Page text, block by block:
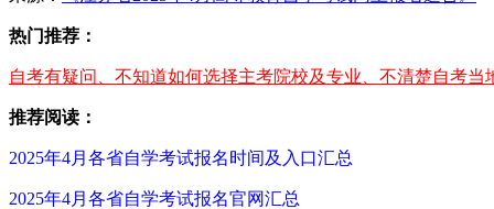
热门推荐：
自考有疑问、不知道如何选择主考院校及专业、不清楚自考当
推荐阅读：
2025年4月各省自学考试报名时间及入口汇总
2025年4月各省自学考试报名官网汇总